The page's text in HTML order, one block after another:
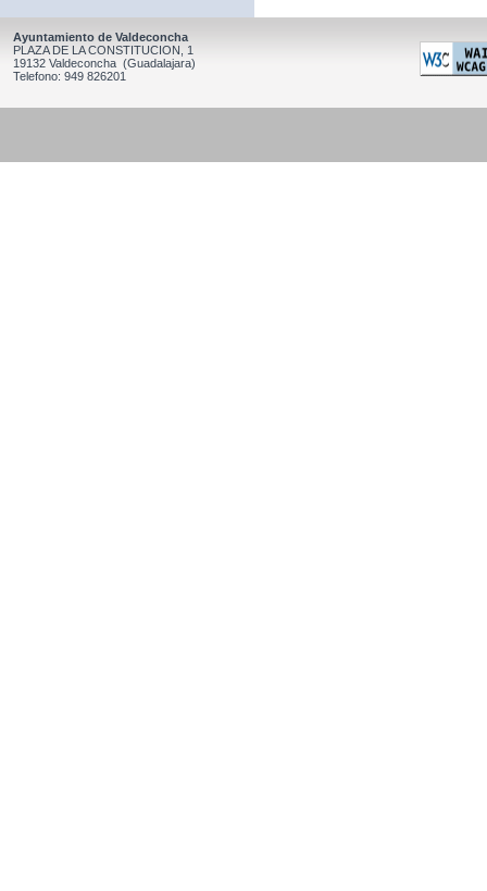
Ayuntamiento de Valdeconcha
PLAZA DE LA CONSTITUCION, 1
19132 Valdeconcha (Guadalajara)
Telefono: 949 826201